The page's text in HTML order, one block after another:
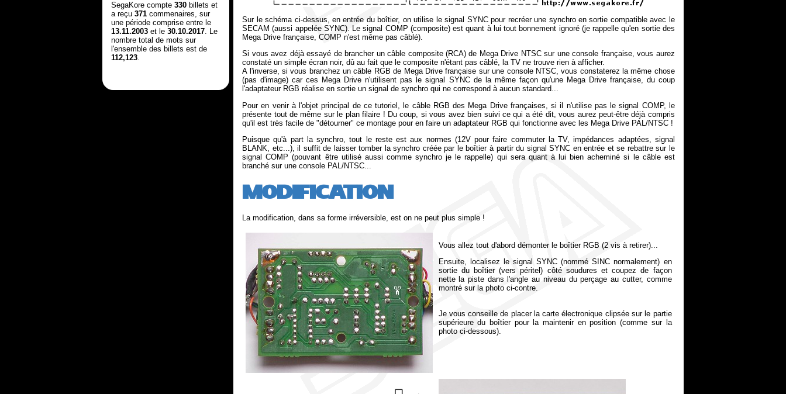
Sur le schéma ci-dessus, en entrée du boîtier, on utilise le signal SYNC pour recréer une synchro en sortie compatible avec le
SECAM (aussi appelée SYNC). Le signal COMP (composite) est quant à lui tout bonnement ignoré (je rappelle qu'en sortie des
Mega Drive française, COMP n'est même pas câblé).
Si vous avez déjà essayé de brancher un câble composite (RCA) de Mega Drive NTSC sur une console française, vous aurez
constaté un simple écran noir, dû au fait que le composite n'étant pas câblé, la TV ne trouve rien à afficher.
A l'inverse, si vous branchez un câble RGB de Mega Drive française sur une console NTSC, vous constaterez la même chose
(pas d'image) car ces Mega Drive n'utilisent pas le signal SYNC de la même façon qu'une Mega Drive française, du coup
l'adaptateur RGB réalise en sortie un signal de synchro qui ne correspond à aucun standard...
Pour en venir à l'objet principal de ce tutoriel, le câble RGB des Mega Drive françaises, si il n'utilise pas le signal COMP, le
présente tout de même sur le plan filaire ! Du coup, si vous avez bien suivi ce qui a été dit, vous aurez peut-être déjà compris
qu'il est très facile de "détourner" ce montage pour en faire un adaptateur RGB qui fonctionne avec les Mega Drive PAL/NTSC !
Puisque qu'à part la synchro, tout le reste est aux normes (12V pour faire commuter la TV, impédances adaptées, signal
BLANK, etc...), il suffit de laisser tomber la synchro créée par le boîtier à partir du signal SYNC en entrée et se rebattre sur le
signal COMP (pouvant être utilisé aussi comme synchro je le rappelle) qui sera quant à lui bien acheminé si le câble est
branché sur une console PAL/NTSC...
MODIFICATION
La modification, dans sa forme irréversible, est on ne peut plus simple !
Vous allez tout d'abord démonter le boîtier RGB (2 vis à retirer)...
Ensuite, localisez le signal SYNC (nommé SINC normalement) en
sortie du boîtier (vers péritel) côté soudures et coupez de façon
nette la piste dans l'angle au niveau du perçage au cutter, comme
montré sur la photo ci-contre.
Je vous conseille de placer la carte électronique clipsée sur le partie
supérieure du boîtier pour la maintenir en position (comme sur la
photo ci-dessous).
SegaKore compte330 billets et
a reçu371 commenaires, sur
une période comprise entre le
13.11.2003 et le30.10.2017. Le
nombre total de mots sur
l'ensemble des billets est de
112,123.